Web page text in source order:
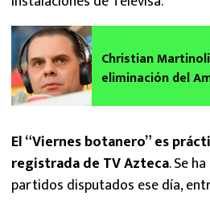
Christian
eliminación del
El “Viernes botanero” es
registrada de TV Azteca. Se
partidos disputados ese día,